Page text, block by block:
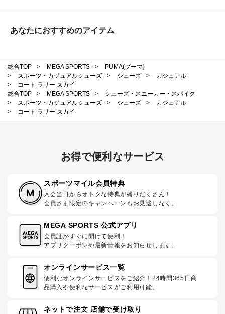
あなたにおすすめのアイテム
総合TOP > MEGA SPORTS >
PUMA(プーマ)
>
スポーツ・カジュアルシューズ > シューズ >
カジュアル
>
コート ラリー スカイ
総合TOP
> MEGA SPORTS >
シューズ・スニーカー・スパイク
>
スポーツ・カジュアルシューズ > シューズ >
カジュアル
>
コート ラリー スカイ
お得で便利なサービス
スポーツマイル会員特典
入会当日からオトクな特典が盛りだくさん！
会員さま限定のキャンペーンもお見逃しなく。
MEGA SPORTS 公式アプリ
会員証がすぐに開けて便利！
アプリクーポンや最新情報をお知らせします。
オンラインサービス一覧
便利なオンラインサービスをご紹介！24時間365日商
品購入や便利なサービスがご利用可能。
ネットで注文 店舗で受け取り